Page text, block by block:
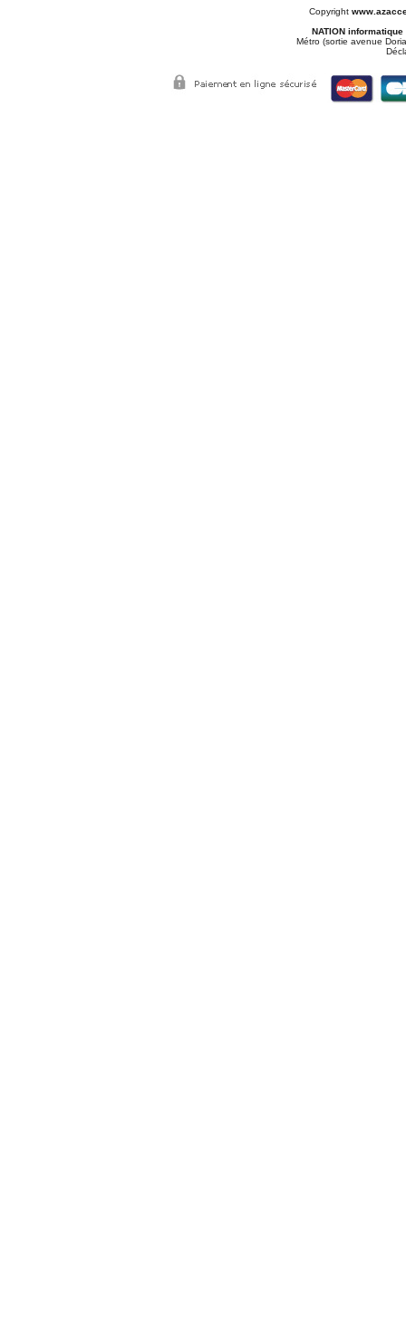
Copyright
NATION informatique
Métro (sortie avenue